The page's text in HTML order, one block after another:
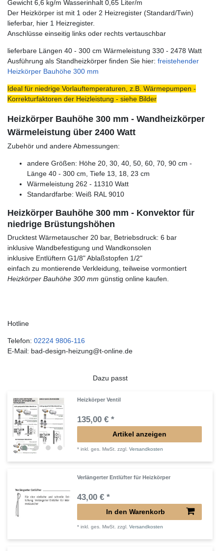
Gewicht 6,6 kg/m Wasserinhalt 0,65 Liter/m
Der Heizkörper ist mit 1 oder 2 Heizregister (Standard/Twin)
lieferbar, hier 1 Heizregister.
Anschlüsse einseitig links oder rechts vertauschbar
lieferbare Längen 40 - 300 cm Wärmeleistung 330 - 2478 Watt
Ausführung als Standheizkörper finden Sie hier: freistehender
Heizkörper Bauhöhe 300 mm
Ideal für niedrige Vorlauftemperaturen, z.B. Wärmepumpen -
Korrekturfaktoren der Heizleistung - siehe Bilder
Heizkörper Bauhöhe 300 mm - Wandheizkörper
Wärmeleistung über 2400 Watt
Zubehör und andere Abmessungen:
andere Größen: Höhe 20, 30, 40, 50, 60, 70, 90 cm -
Länge 40 - 300 cm, Tiefe 13, 18, 23 cm
Wärmeleistung 262 - 11310 Watt
Standardfarbe: Weiß RAL 9010
Heizkörper Bauhöhe 300 mm - Konvektor für
niedrige Brüstungshöhen
Drucktest Wärmetauscher 20 bar, Betriebsdruck: 6 bar
inklusive Wandbefestigung und Wandkonsolen
inklusive Entlüftern G1/8" Ablaßstopfen 1/2"
einfach zu montierende Verkleidung, teilweise vormontiert
Heizkörper Bauhöhe 300 mm günstig online kaufen.
Hotline
Telefon: 02224 9806-116
E-Mail: bad-design-heizung@t-online.de
Dazu passt
Heizkörper Ventil
135,00 € *
Artikel anzeigen
*inkl. ges. MwSt. zzgl.Versandkosten
Verlängerter Entlüfter für Heizkörper
43,00 € *
In den Warenkorb
*inkl. ges. MwSt. zzgl.Versandkosten